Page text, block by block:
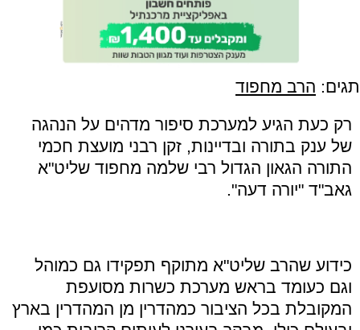
תגים: הרב מחפוד
רק כעת הגיע למערכת סיפור מדהים על הנהגה
של ענק בתורה ובדיינות, זקן רבני מועצת חכמי
התורה הגאון הגדול רבי שלמה מחפוד שליט"א
גאב"ד "יורה דעה".
כידוע שהרב שליט"א מתוקף תפקידו גם כמוהל
וגם כעומד בראש מערכת כשרות מסועפת
המקובלת בכל הציבור כמהדרין מן המהדרין בארץ